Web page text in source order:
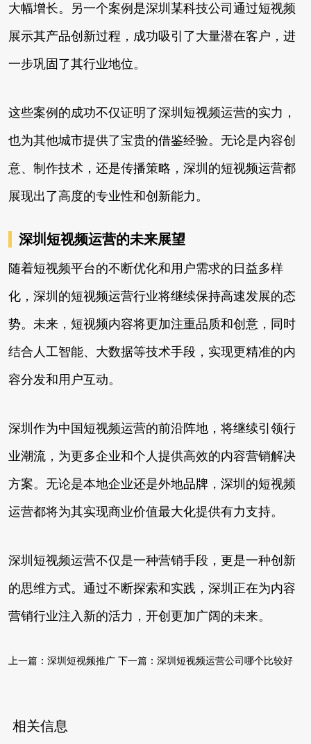
大幅增长。另一个案例是深圳某科技公司通过短视频
展示其产品创新过程，成功吸引了大量潜在客户，进
一步巩固了其行业地位。
这些案例的成功不仅证明了深圳短视频运营的实力，
也为其他城市提供了宝贵的借鉴经验。无论是内容创
意、制作技术，还是传播策略，深圳的短视频运营都
展现出了高度的专业性和创新能力。
深圳短视频运营的未来展望
随着短视频平台的不断优化和用户需求的日益多样
化，深圳的短视频运营行业将继续保持高速发展的态
势。未来，短视频内容将更加注重品质和创意，同时
结合人工智能、大数据等技术手段，实现更精准的内
容分发和用户互动。
深圳作为中国短视频运营的前沿阵地，将继续引领行
业潮流，为更多企业和个人提供高效的内容营销解决
方案。无论是本地企业还是外地品牌，深圳的短视频
运营都将为其实现商业价值最大化提供有力支持。
深圳短视频运营不仅是一种营销手段，更是一种创新
的思维方式。通过不断探索和实践，深圳正在为内容
营销行业注入新的活力，开创更加广阔的未来。
上一篇： 深圳短视频推广 下一篇： 深圳短视频运营公司哪个比较好
相关信息